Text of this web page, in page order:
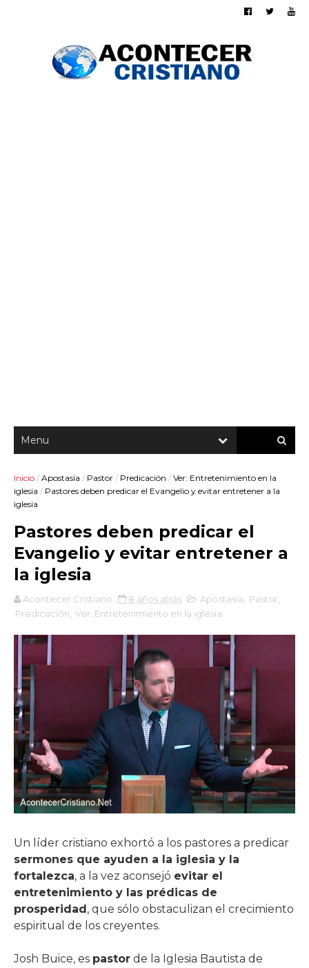
Inicio / Apostasía / Pastor / Predicación / Ver: Entretenimiento en la
iglesia / Pastores deben predicar el Evangelio y evitar entretener a la
iglesia
Pastores deben predicar el
Evangelio y evitar entretener a
la iglesia
Acontecer Cristiano 8 años atrás Apostasía Pastor
Predicación Ver: Entretenimiento en la iglesia
Un líder cristiano exhortó a los pastores a predicar
sermones que ayuden a la iglesia y la
fortalezca, a la vez aconsejó evitar el
entretenimiento y las prédicas de
prosperidad, que sólo obstaculizan el crecimiento
espiritual de los creyentes.
Josh Buice, es pastor de la Iglesia Bautista de